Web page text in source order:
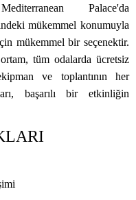
Palace'da
mükemmel konumuyla
mükemmel bir seçenektir.
tüm odalarda ücretsiz
ve toplantının her
başarılı bir etkinliğin